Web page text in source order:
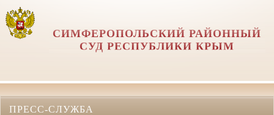
СИМФЕРОПОЛЬСКИЙ РАЙОННЫЙ
СУД РЕСПУБЛИКИ КРЫМ
ПРЕСС-СЛУЖБА